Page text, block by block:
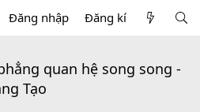
Đăng nhập Đăng kí
quan hệ song song -
Tạo